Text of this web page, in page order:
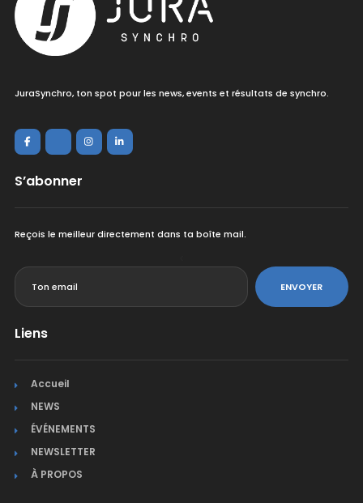
JuraSynchro, ton spot pour les news, events et résultats de synchro.
S’abonner
Reçois le meilleur directement dans ta boîte mail.
ENVOYER
Liens
Accueil
NEWS
ÉVÉNEMENTS
NEWSLETTER
À PROPOS